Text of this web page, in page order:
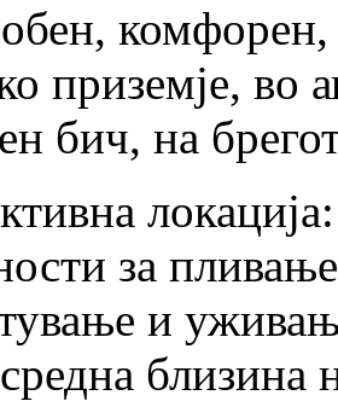
комфорен,
приземје, во
бич, на
за
и
близина